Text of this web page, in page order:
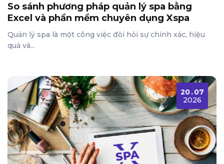
So sánh phương pháp quản lý spa bằng
Excel và phần mềm chuyên dụng Xspa
Quản lý spa là một công việc đòi hỏi sự chính xác, hiệu
quả và...
20.07
2026